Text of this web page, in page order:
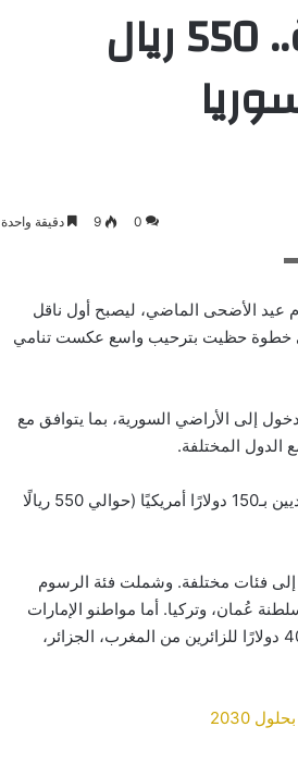
بعد عودة الرحلات المباشرة.. 550 ريال
0
9 دقيقة واحدة
عيد الأضحى الماضي، ليصبح أول ناقل
إلى مطار دمشق الدولي منذ أكثر من 12 عامًا، في خطوة حظيت بترحيب واسع عكست تنامي
إلى الأراضي السورية، بما يتوافق مع
الدول المختلفة.
وبحسب القرار الرسمي، تم تحديد قيمة تأشيرة الدخول للمواطنين السعوديين بـ150 دولارًا أمريكيًا (حوالي 550 ريالًا
إلى فئات مختلفة. وشملت فئة الرسوم
سلطنة عُمان، وتركيا. أما مواطنو الإمارات
والعراق، فقد فُرضت عليهم رسوم بقيمة 250 دولارًا، بينما اقتصرت على 40 دولارًا للزائرين من المغرب، الجزائر،